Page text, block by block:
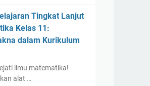
Tingkat Lanjut
Kelas 11:
dalam Kurikulum
ilmu matematika!
alat …